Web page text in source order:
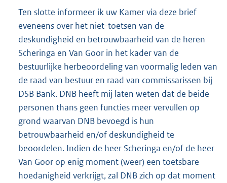
Ten slotte informeer ik uw Kamer via deze brief
eveneens over het niet-toetsen van de
deskundigheid en betrouwbaarheid van de heren
Scheringa en Van Goor in het kader van de
bestuurlijke herbeoordeling van voormalig leden van
de raad van bestuur en raad van commissarissen bij
DSB Bank. DNB heeft mij laten weten dat de beide
personen thans geen functies meer vervullen op
grond waarvan DNB bevoegd is hun
betrouwbaarheid en/of deskundigheid te
beoordelen. Indien de heer Scheringa en/of de heer
Van Goor op enig moment (weer) een toetsbare
hoedanigheid verkrijgt, zal DNB zich op dat moment